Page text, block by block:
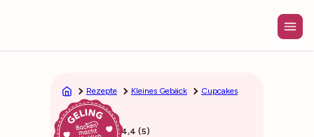
Rezepte Kleines Gebäck Cupcakes
50min 4,4 (5)